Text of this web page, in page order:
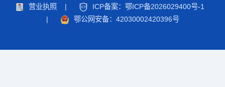
营业执照 |
ICP备案：鄂ICP备2026029400号-1
|
鄂公网安备：42030002420396号